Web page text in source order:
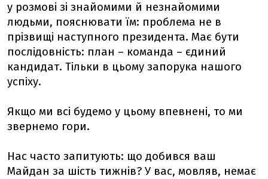
у розмові зі знайомими й незнайомими
людьми, пояснювати їм: проблема не в
прізвищі наступного президента. Має бути
послідовність: план – команда – єдиний
кандидат. Тільки в цьому запорука нашого
успіху.
Якщо ми всі будемо у цьому впевнені, то ми
звернемо гори.
Нас часто запитують: що добився ваш
Майдан за шість тижнів? У вас, мовляв, немає